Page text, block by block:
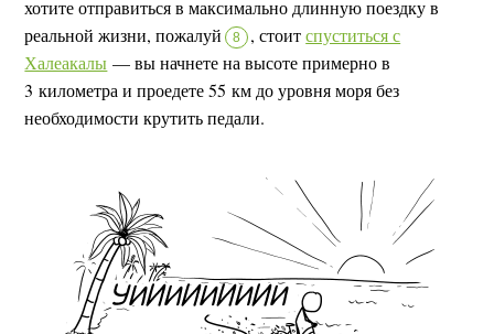
хотите отправиться в максимально длинную поездку в
реальной жизни, пожалуй
8 , стоитспуститься с
Халеакалы — вы начнете на высоте примерно в
3 километра и проедете 55 км до уровня моря без
необходимости крутить педали.